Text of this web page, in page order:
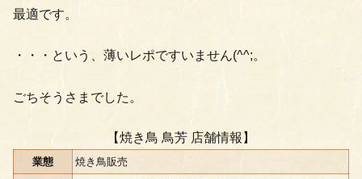
最適です。
・・・という、薄いレポですいません(^^;。
ごちそうさまでした。
【焼き鳥 鳥芳 店舗情報】
業態 焼き鳥販売